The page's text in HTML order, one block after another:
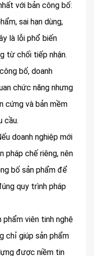
với bản công bố:
sai hạn dùng,
là lỗi phổ biến
từ chối tiếp nhận.
bố, doanh
chức năng nhưng
cứng và bản mềm
cầu.
doanh nghiệp mới
pháp chế riêng, nên
bố sản phẩm để
quy trình pháp
phẩm viên tinh nghệ
chỉ giúp sản phẩm
được niềm tin